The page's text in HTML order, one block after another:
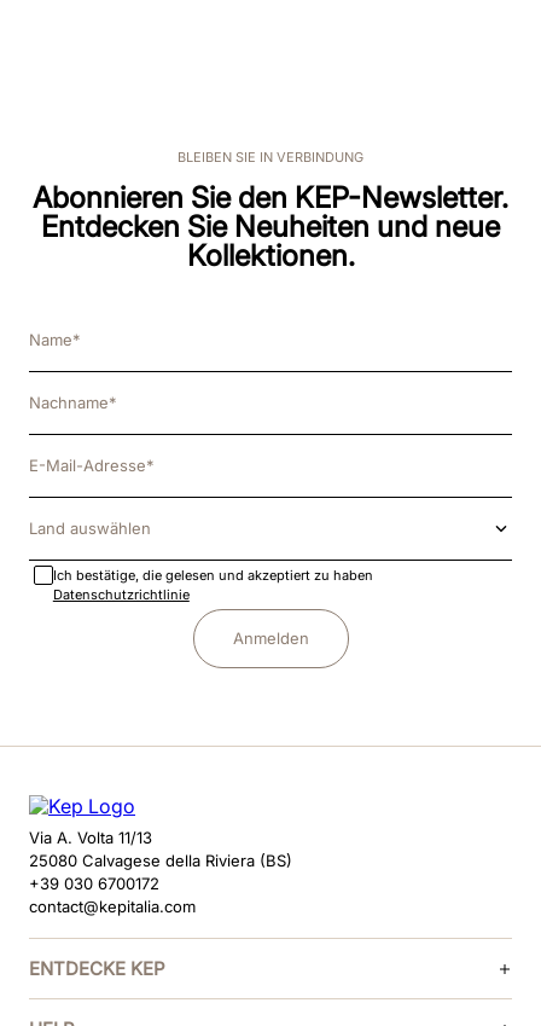
BLEIBEN SIE IN VERBINDUNG
Abonnieren Sie den KEP-Newsletter.
Entdecken Sie Neuheiten und neue
Kollektionen.
Land auswählen
Ich bestätige, die gelesen und akzeptiert zu haben
Datenschutzrichtlinie
Anmelden
Via A. Volta 11/13
25080 Calvagese della Riviera (BS)
+39 030 6700172
contact@kepitalia.com
ENTDECKE KEP